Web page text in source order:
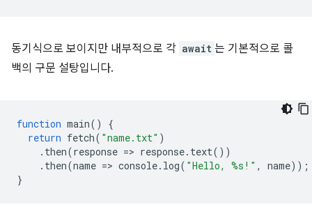
동기식으로 보이지만 내부적으로 각 await 는 기본적으로 콜
백의 구문 설탕입니다.
function main()
{
return fetch( "name.txt" )
. then(response => response. text())
. then(name => console. log( "Hello, %s!" , name));
}